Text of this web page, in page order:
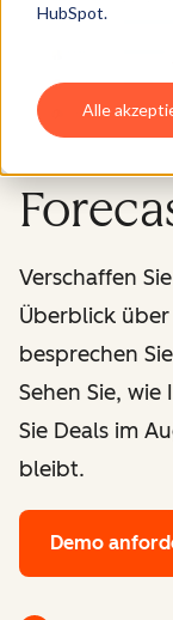
HubSpot.
Alle
Verschaffen
Überblick
besprechen
Sehen Sie,
Sie Deals im
bleibt.
Demo